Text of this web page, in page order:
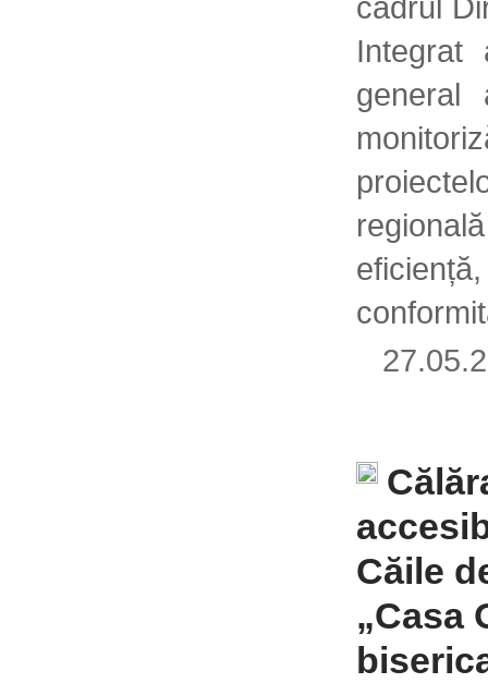
Integrat
general
Căile
„Casa